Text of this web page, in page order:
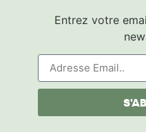
Entrez votre